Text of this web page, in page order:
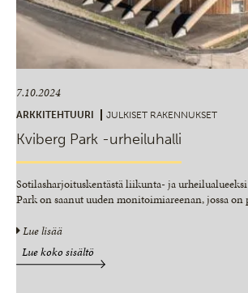
7.10.2024
ARKKITEHTUURI JULKISET RAKENNUKSET
Kviberg Park -urheiluhalli
Sotilasharjoituskentästä liikunta- ja
Park on saanut uuden monitoimiareenan, jossa on
Lue lisää
Lue koko sisältö